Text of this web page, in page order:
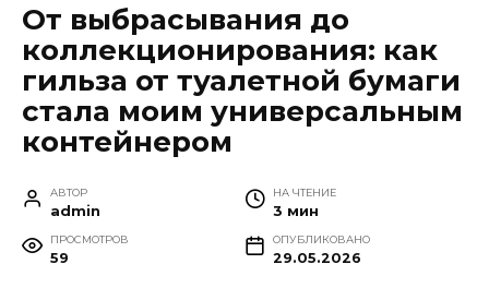
От выбрасывания до
коллекционирования: как
гильза от туалетной бумаги
стала моим универсальным
контейнером
АВТОР
admin
НА ЧТЕНИЕ
3 мин
ПРОСМОТРОВ
59
ОПУБЛИКОВАНО
29.05.2026